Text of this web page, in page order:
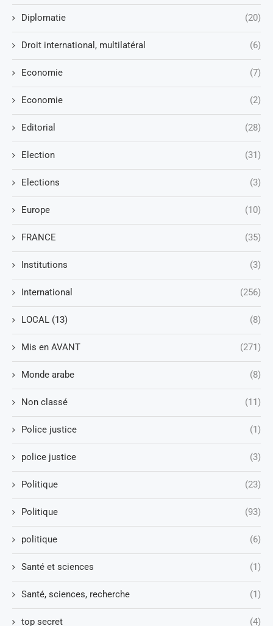
Diplomatie (20)
Droit international, multilatéral (6)
Economie (7)
Economie (2)
Editorial (28)
Election (31)
Elections (3)
Europe (10)
FRANCE (35)
Institutions (3)
International (256)
LOCAL (13) (8)
Mis en AVANT (271)
Monde arabe (8)
Non classé (11)
Police justice (1)
police justice (3)
Politique (23)
Politique (93)
politique (6)
Santé et sciences (1)
Santé, sciences, recherche (1)
top secret (4)